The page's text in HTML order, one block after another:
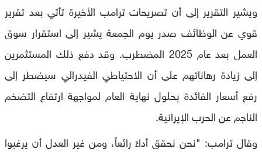
ويشير التقرير إلى أن تصريحات ترامب الأخيرة تأتي بعد تقرير
قوي عن الوظائف صدر يوم الجمعة يشير إلى استقرار سوق
العمل بعد عام 2025 المضطرب. وقد دفع ذلك المستثمرين
إلى زيادة رهاناتهم على أن الاحتياطي الفيدرالي سيضطر إلى
رفع أسعار الفائدة بحلول نهاية العام لمواجهة ارتفاع التضخم
الناجم عن الحرب الإيرانية.
وقال ترامب: "نحن نحقق أداءً رائعاً، ومن غير العدل أن يرغبوا